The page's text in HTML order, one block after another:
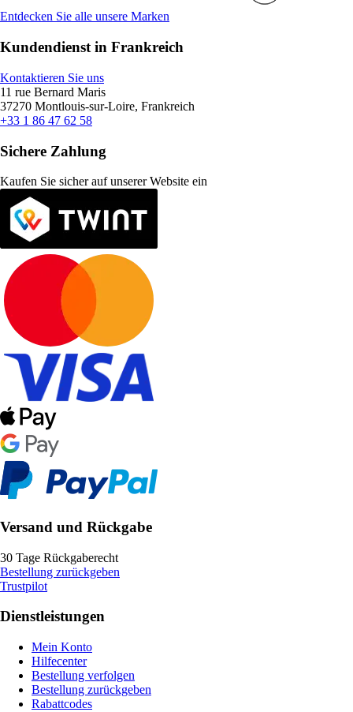
Entdecken Sie alle unsere Marken
Kundendienst in Frankreich
Kontaktieren Sie uns
11 rue Bernard Maris
37270 Montlouis-sur-Loire, Frankreich
+33 1 86 47 62 58
Sichere Zahlung
Kaufen Sie sicher auf unserer Website ein
Versand und Rückgabe
30 Tage Rückgaberecht
Bestellung zurückgeben
Trustpilot
Dienstleistungen
Mein Konto
Hilfecenter
Bestellung verfolgen
Bestellung zurückgeben
Rabattcodes